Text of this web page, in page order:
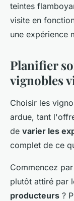
teintes
visite en
une expérience
Planifier
vignobles
Choisir les
ardue, tant
de varier les
complet de ce
Commencez
plutôt attiré par
producteurs ?